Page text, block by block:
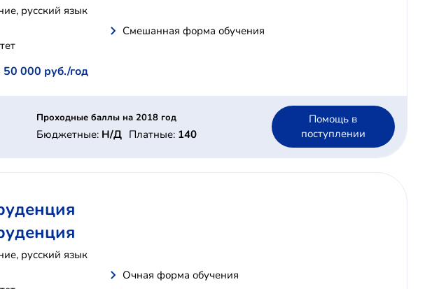
русский язык
Смешанная форма обучения
50 000 руб./год
Проходные баллы на 2018 год
Бюджетные: Н/Д Платные: 140
Помощь в
поступлении
русский язык
Очная форма обучения